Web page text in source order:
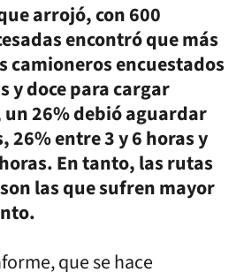
arrojó, con 600
encontró que más
camioneros encuestados
y doce para cargar
26% debió aguardar
26% entre 3 y 6 horas y
En tanto, las rutas
las que sufren mayor
que se hace